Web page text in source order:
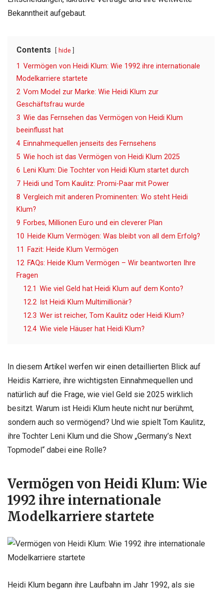
Bekanntheit aufgebaut.
Contents hide
1 Vermögen von Heidi Klum: Wie 1992 ihre internationale
Modelkarriere startete
2 Vom Model zur Marke: Wie Heidi Klum zur
Geschäftsfrau wurde
3 Wie das Fernsehen das Vermögen von Heidi Klum
beeinflusst hat
4 Einnahmequellen jenseits des Fernsehens
5 Wie hoch ist das Vermögen von Heidi Klum 2025
6 Leni Klum: Die Tochter von Heidi Klum startet durch
7 Heidi und Tom Kaulitz: Promi-Paar mit Power
8 Vergleich mit anderen Prominenten: Wo steht Heidi
Klum?
9 Forbes, Millionen Euro und ein cleverer Plan
10 Heide Klum Vermögen: Was bleibt von all dem Erfolg?
11
Fazit: Heide Klum Vermögen
12 FAQs: Heide Klum Vermögen – Wir beantworten Ihre
Fragen
12.1 Wie viel Geld hat Heidi Klum auf dem Konto?
12.2 Ist Heidi Klum Multimillionär?
12.3 Wer ist reicher, Tom Kaulitz oder Heidi Klum?
12.4 Wie viele Häuser hat Heidi Klum?
In diesem Artikel werfen wir einen detaillierten Blick auf
Heidis Karriere, ihre wichtigsten Einnahmequellen und
natürlich auf die Frage, wie viel Geld sie 2025 wirklich
besitzt. Warum ist Heidi Klum heute nicht nur berühmt,
sondern auch so vermögend? Und wie spielt Tom Kaulitz,
ihre Tochter Leni Klum und die Show „Germany’s Next
Topmodel“ dabei eine Rolle?
Vermögen von Heidi Klum: Wie
1992 ihre internationale
Modelkarriere startete
Heidi Klum begann ihre Laufbahn im Jahr 1992, als sie